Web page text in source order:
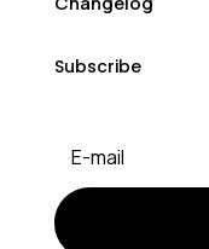
Subscribe